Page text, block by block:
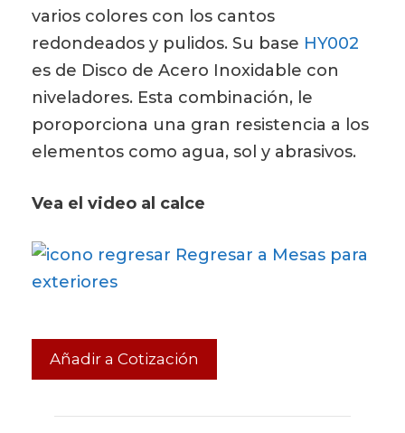
varios colores con los cantos
redondeados y pulidos. Su base HY002
es de Disco de Acero Inoxidable con
niveladores. Esta combinación, le
poroporciona una gran resistencia a los
elementos como agua, sol y abrasivos.
Vea el video al calce
Regresar a Mesas para
exteriores
Añadir a Cotización